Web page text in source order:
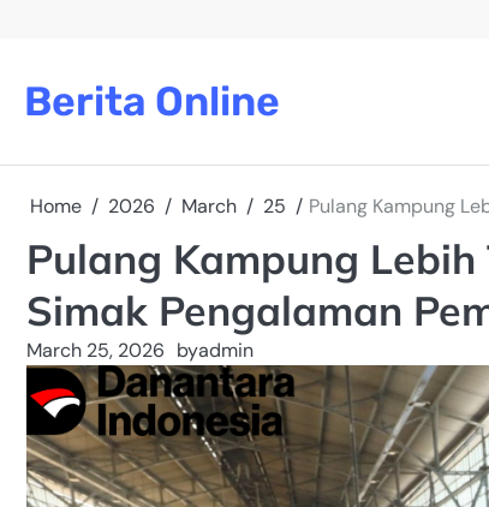
Berita Online
Home 2026 March 25 Pulang Kampung
Pulang Kampung
Simak Pengalaman
March 25, 2026 byadmin